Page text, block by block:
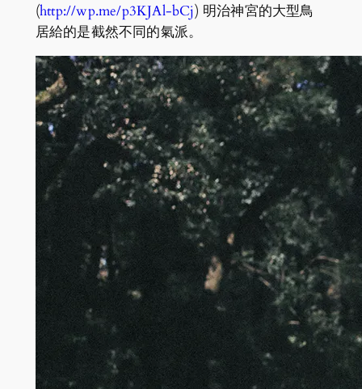
(http://wp.me/p3KJAl-bCj) 明治神宮的大型鳥
居給的是截然不同的氣派。